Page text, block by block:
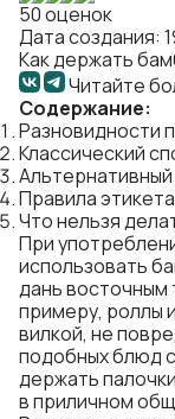
50 оценок
Дата создания:
Как держать
Читайте
Содержание:
Разновидности
Классический
Правила
Что нельзя
При
использовать
дань восточным
примеру, роллы
вилкой, не
подобных блюд
держать
в приличном